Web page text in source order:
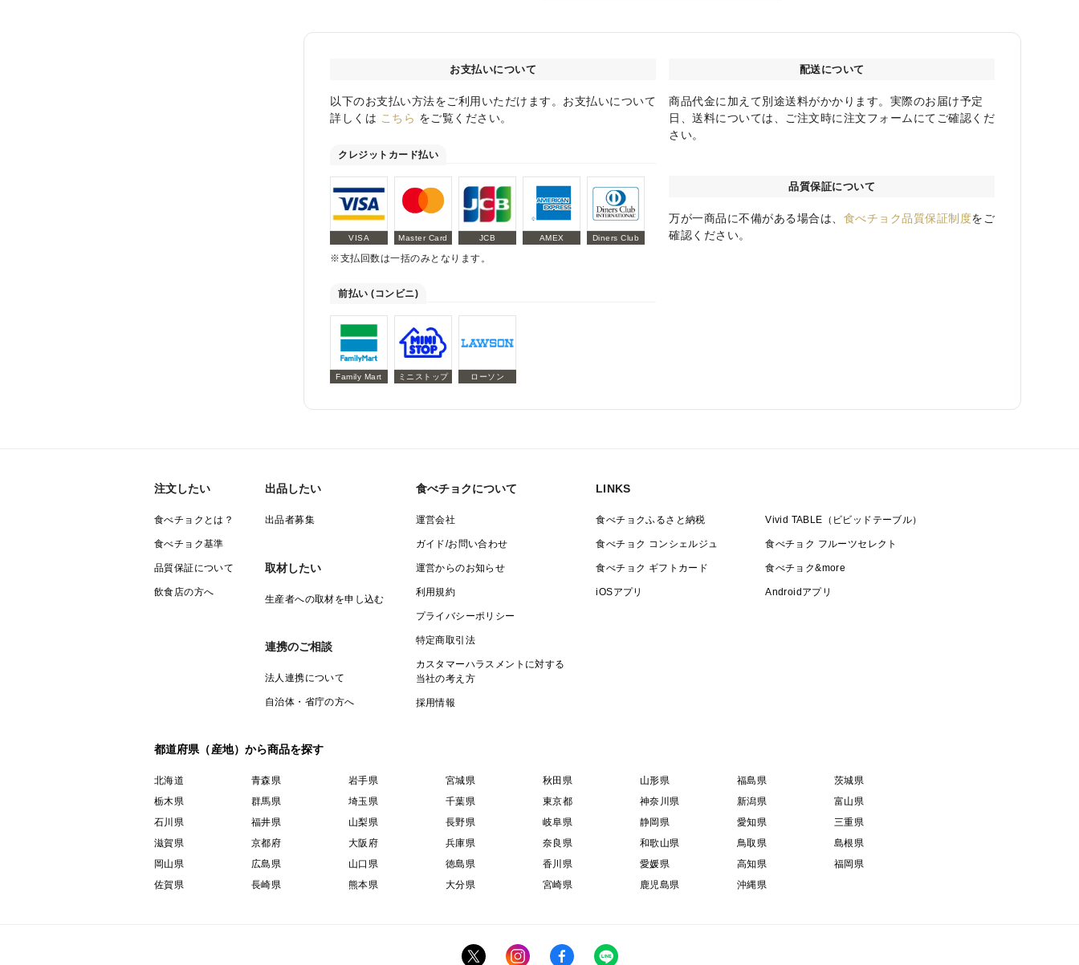
お支払いについて
以下のお支払い方法をご利用いただけます。お支払いについて
詳しくは こちら をご覧ください。
クレジットカード払い
VISA Master Card JCB AMEX Diners Club
※支払回数は一括のみとなります。
前払い (コンビニ)
Family Mart ミニストップ ローソン
配送について
商品代金に加えて別途送料がかかります。実際のお届け予定
日、送料については、ご注文時に注文フォームにてご確認くだ
さい。
品質保証について
万が一商品に不備がある場合は、 食べチョク品質保証制度をご
確認ください。
注文したい
食べチョクとは？
食べチョク基準
品質保証について
飲食店の方へ
出品したい
出品者募集
取材したい
生産者への取材を申し込む
連携のご相談
法人連携について
自治体・省庁の方へ
食べチョクについて
運営会社
ガイド/お問い合わせ
運営からのお知らせ
利用規約
プライバシーポリシー
特定商取引法
カスタマーハラスメントに対する
当社の考え方
採用情報
LINKS
食べチョクふるさと納税 Vivid TABLE（ビビッドテーブル）
食べチョク コンシェルジュ 食べチョク フルーツセレクト
食べチョク ギフトカード 食べチョク&more
iOSアプリ Androidアプリ
都道府県（産地）から商品を探す
北海道 青森県 岩手県 宮城県 秋田県 山形県 福島県
茨城県
栃木県
群馬県 埼玉県 千葉県 東京都 神奈川県 新潟県
富山県
石川県
福井県 山梨県 長野県 岐阜県 静岡県 愛知県
三重県
滋賀県
京都府 大阪府 兵庫県 奈良県 和歌山県 鳥取県
島根県
岡山県
広島県 山口県 徳島県 香川県 愛媛県 高知県
福岡県
佐賀県
長崎県 熊本県 大分県 宮崎県 鹿児島県 沖縄県